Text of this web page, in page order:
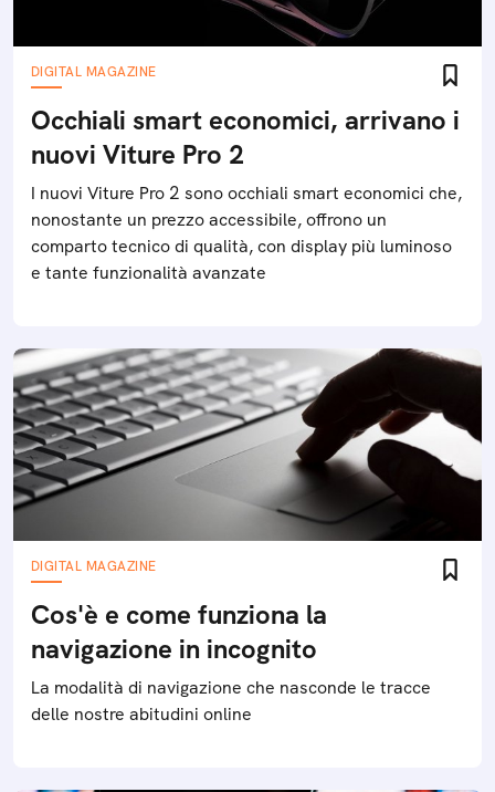
DIGITAL MAGAZINE
Occhiali smart economici, arrivano i
nuovi Viture Pro 2
I nuovi Viture Pro 2 sono occhiali smart economici che,
nonostante un prezzo accessibile, offrono un
comparto tecnico di qualità, con display più luminoso
e tante funzionalità avanzate
DIGITAL MAGAZINE
Cos'è e come funziona la
navigazione in incognito
La modalità di navigazione che nasconde le tracce
delle nostre abitudini online